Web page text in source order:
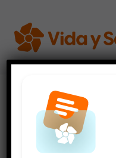
Videos de Salud
VIDA SALUDABLE
Acupuntura: